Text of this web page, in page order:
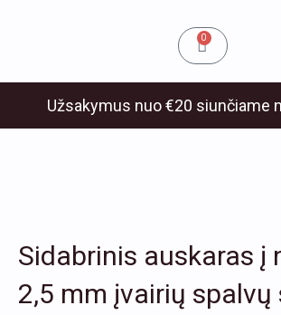
0Cart
Užsakymus nuo €20 siunčiame
Sidabrinis auskaras į
2,5 mm įvairių